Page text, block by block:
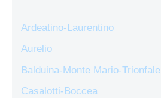
Ardeatino-Laurentino
Aurelio
Balduina-Monte Mario-Trionfale
Casalotti-Boccea